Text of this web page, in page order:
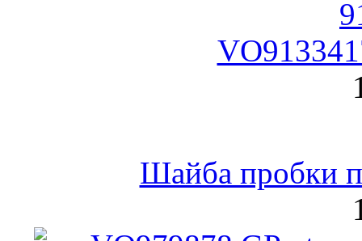
Шайба пробки